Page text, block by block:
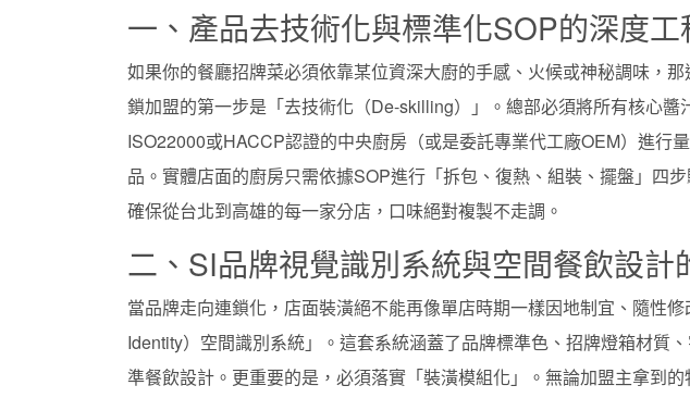
一、產品去技術化與標準化SOP的深度工
如果你的餐廳招牌菜必須依靠某位資深大廚的手感、火候或神秘調味，
鎖加盟的第一步是「去技術化（De-skilling）」。總部必須將所有核心
ISO22000或HACCP認證的中央廚房（或是委託專業代工廠OEM）進行
品。實體店面的廚房只需依據SOP進行「拆包、復熱、組裝、擺盤」四
確保從台北到高雄的每一家分店，口味絕對複製不走調。
二、SI品牌視覺識別系統與空間餐飲設計
當品牌走向連鎖化，店面裝潢絕不能再像單店時期一樣因地制宜、隨性
Identity）空間識別系統」。這套系統涵蓋了品牌標準色、招牌燈箱材質
準餐飲設計。更重要的是，必須落實「裝潢模組化」。無論加盟主拿到